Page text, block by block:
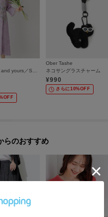
【co creation and yours／SS～L】MAKE BOCYプリントワンピース
Ober Tashe
ネコサングラスチャーム
¥990
さらに10%OFF
らのおすすめ